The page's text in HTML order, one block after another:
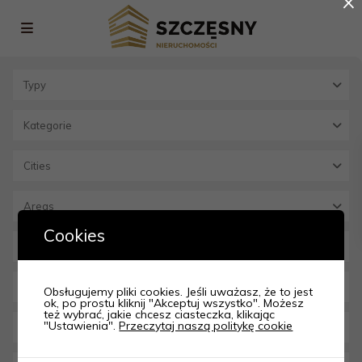
Typy
Kategorie
Cities
Areas
Cookies
Obsługujemy pliki cookies. Jeśli uważasz, że to jest
ok, po prostu kliknij "Akceptuj wszystko". Możesz
też wybrać, jakie chcesz ciasteczka, klikając
"Ustawienia".Przeczytaj naszą politykę cookie